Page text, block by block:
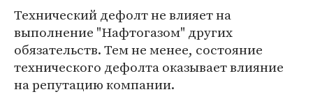
Технический дефолт не влияет на
выполнение "Нафтогазом" других
обязательств. Тем не менее, состояние
технического дефолта оказывает влияние
на репутацию компании.